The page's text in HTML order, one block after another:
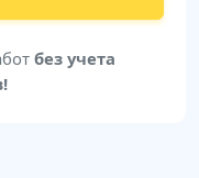
без учета